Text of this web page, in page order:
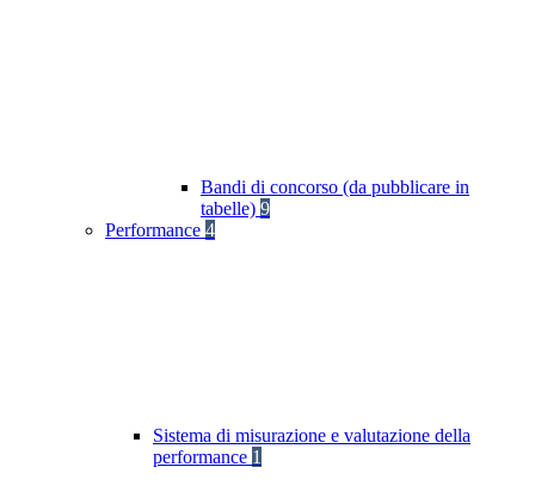
Bandi di concorso (da pubblicare in
tabelle) 9
Performance 4
Sistema di misurazione e valutazione della
performance 1